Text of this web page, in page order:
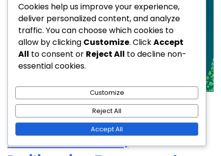
Heldere Slagen in Badminton
Defensieve Heldere Slag in
Badminton: Herstel,
Cookies help us improve your experience,
deliver personalized content, and analyze
traffic. You can choose which cookies to
allow by clicking Customize. ClickAccept
All to consent or Reject All to decline non-
essential cookies.
Customize
Reject All
Accept All